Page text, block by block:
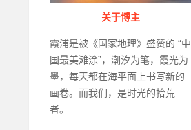
关于博主
霞浦是被《国家地理》盛赞的 “中
国最美滩涂”，潮汐为笔，霞光为
墨，每天都在海平面上书写新的
画卷。​而我们，是时光的拾荒
者。​